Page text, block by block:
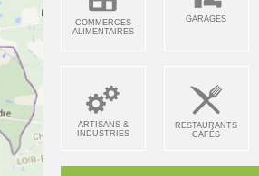
COMMERCES
ALIMENTAIRES
GARAGES
ARTISANS &
INDUSTRIES
RESTAURANTS
CAFÉS